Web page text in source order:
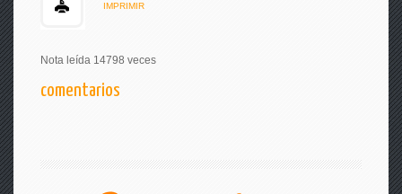
IMPRIMIR
Nota leída 14798 veces
comentarios